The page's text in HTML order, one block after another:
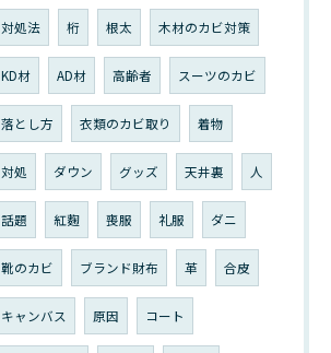
対処法 桁 根太 木材のカビ対策
KD材 AD材 高齢者 スーツのカビ
落とし方 衣類のカビ取り 着物
対処 ダウン グッズ 天井裏 人
話題 紅麴 喪服 礼服 ダニ
靴のカビ ブランド財布 革 合皮
キャンバス 原因 コート